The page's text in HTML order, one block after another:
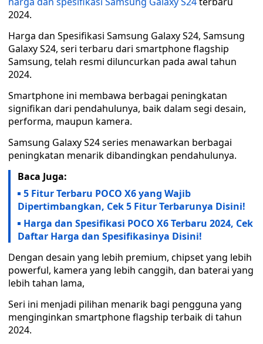
2024.
Harga dan Spesifikasi Samsung Galaxy S24, Samsung
Galaxy S24, seri terbaru dari smartphone flagship
Samsung, telah resmi diluncurkan pada awal tahun
2024.
Smartphone ini membawa berbagai peningkatan
signifikan dari pendahulunya, baik dalam segi desain,
performa, maupun kamera.
Samsung Galaxy S24 series menawarkan berbagai
peningkatan menarik dibandingkan pendahulunya.
Baca Juga:
5 Fitur Terbaru POCO X6 yang Wajib
Dipertimbangkan, Cek 5 Fitur Terbarunya Disini!
Harga dan Spesifikasi POCO X6 Terbaru 2024, Cek
Daftar Harga dan Spesifikasinya Disini!
Dengan desain yang lebih premium, chipset yang lebih
powerful, kamera yang lebih canggih, dan baterai yang
lebih tahan lama,
Seri ini menjadi pilihan menarik bagi pengguna yang
menginginkan smartphone flagship terbaik di tahun
2024.